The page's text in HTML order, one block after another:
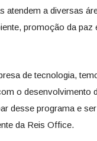
atendem a diversas
promoção da
de tecnologia,
o desenvolvimento
desse programa e
da Reis Office.